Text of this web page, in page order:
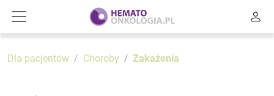
Dla pacjentów Choroby Zakażenia